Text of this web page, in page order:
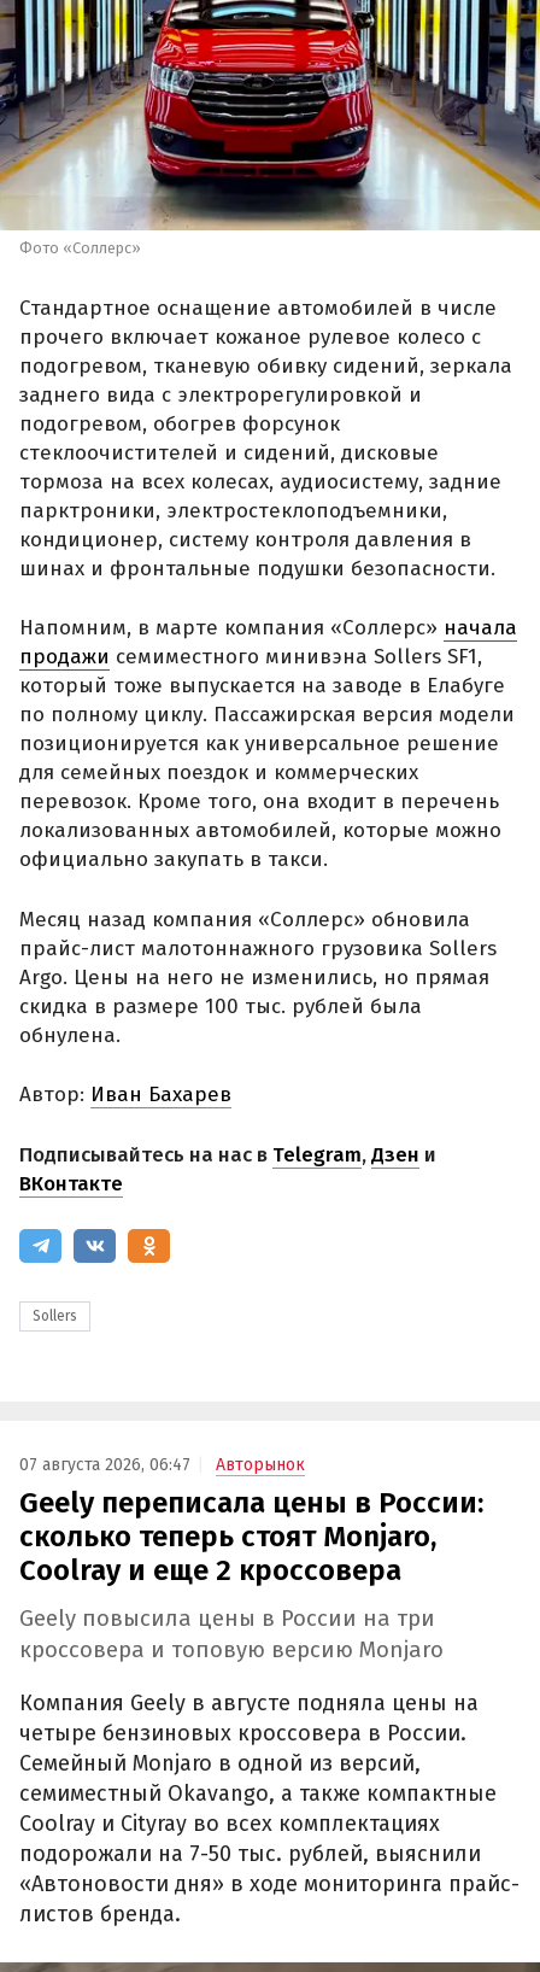
Фото «Соллерс»
Стандартное оснащение автомобилей в числе
прочего включает кожаное рулевое колесо с
подогревом, тканевую обивку сидений, зеркала
заднего вида с электрорегулировкой и
подогревом, обогрев форсунок
стеклоочистителей и сидений, дисковые
тормоза на всех колесах, аудиосистему, задние
парктроники, электростеклоподъемники,
кондиционер, систему контроля давления в
шинах и фронтальные подушки безопасности.
Напомним, в марте компания «Соллерс» начала
продажи семиместного минивэна Sollers SF1,
который тоже выпускается на заводе в Елабуге
по полному циклу. Пассажирская версия модели
позиционируется как универсальное решение
для семейных поездок и коммерческих
перевозок. Кроме того, она входит в перечень
локализованных автомобилей, которые можно
официально закупать в такси.
Месяц назад компания «Соллерс» обновила
прайс-лист малотоннажного грузовика Sollers
Argo. Цены на него не изменились, но прямая
скидка в размере 100 тыс. рублей была
обнулена.
Автор: Иван Бахарев
Подписывайтесь на нас в Telegram,Дзен и
ВКонтакте
Sollers
07 августа 2026, 06:47 Авторынок
Geely переписала цены в России:
сколько теперь стоят Monjaro,
Coolray и еще 2 кроссовера
Geely повысила цены в России на три
кроссовера и топовую версию Monjaro
Компания Geely в августе подняла цены на
четыре бензиновых кроссовера в России.
Семейный Monjaro в одной из версий,
семиместный Okavango, а также компактные
Coolray и Cityray во всех комплектациях
подорожали на 7-50 тыс. рублей, выяснили
«Автоновости дня» в ходе мониторинга прайс-
листов бренда.